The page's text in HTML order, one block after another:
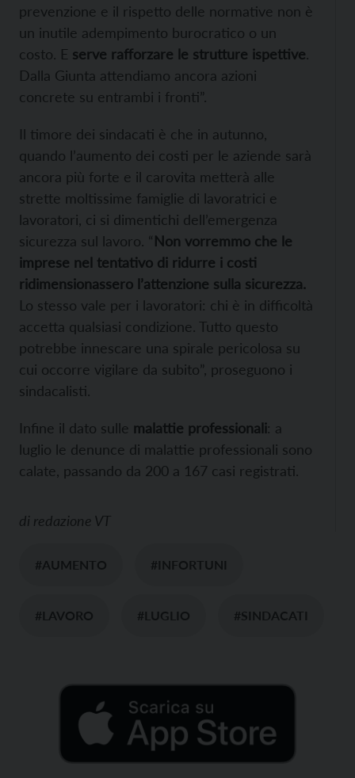
prevenzione e il rispetto delle normative non è
un inutile adempimento burocratico o un
costo. E serve rafforzare le strutture ispettive.
Dalla Giunta attendiamo ancora azioni
concrete su entrambi i fronti”.
Il timore dei sindacati è che in autunno,
quando l’aumento dei costi per le aziende sarà
ancora più forte e il carovita metterà alle
strette moltissime famiglie di lavoratrici e
lavoratori, ci si dimentichi dell’emergenza
sicurezza sul lavoro. “Non vorremmo che le
imprese nel tentativo di ridurre i costi
ridimensionassero l’attenzione sulla sicurezza.
Lo stesso vale per i lavoratori: chi è in difficoltà
accetta qualsiasi condizione. Tutto questo
potrebbe innescare una spirale pericolosa su
cui occorre vigilare da subito”, proseguono i
sindacalisti.
Infine il dato sulle malattie professionali: a
luglio le denunce di malattie professionali sono
calate, passando da 200 a 167 casi registrati.
di redazione VT
#AUMENTO #INFORTUNI
#LAVORO #LUGLIO #SINDACATI